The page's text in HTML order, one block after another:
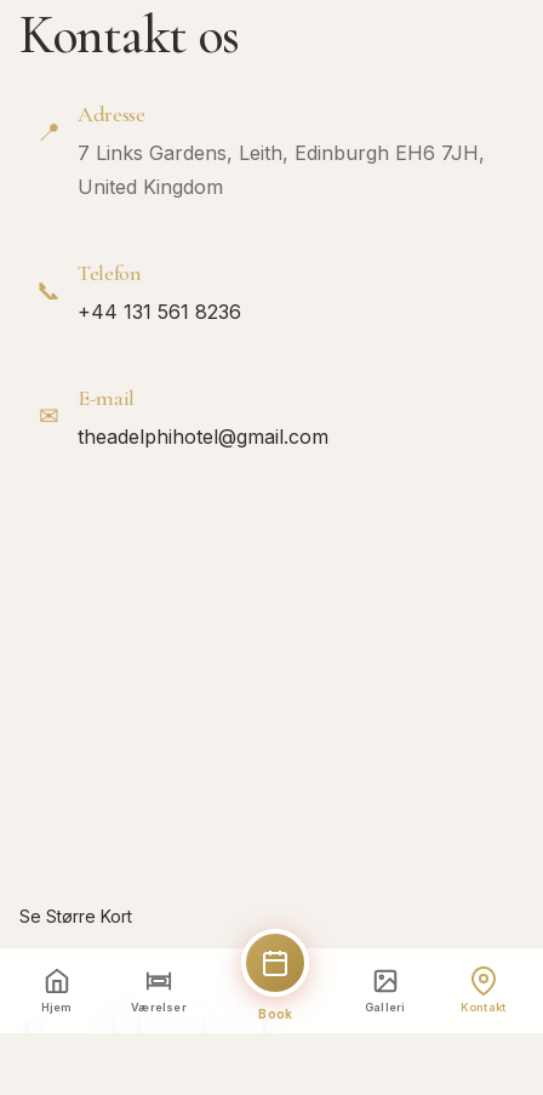
Kontakt os
📍
Adresse
7 Links Gardens, Leith, Edinburgh EH6 7JH,
United Kingdom
📞
Telefon
+44 131 561 8236
✉
E-mail
theadelphihotel@gmail.com
Se Større Kort
Send besked
Hjem Værelser Book Galleri Kontakt